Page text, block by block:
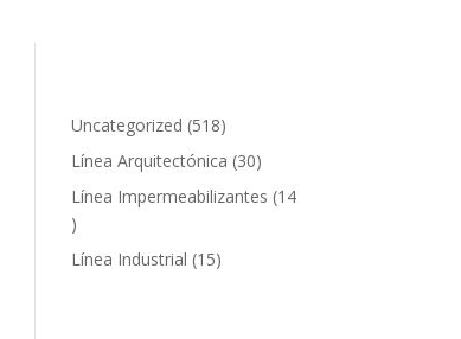
Uncategorized 518518
productos
Línea Arquitectónica 3030
productos
Línea Impermeabilizantes 14
14
productos
Línea Industrial 1515